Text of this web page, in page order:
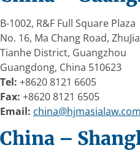
B-1002, R&F Full Square Plaza
No. 16, Ma Chang Road,
Tianhe District, Guangzhou
Guangdong, China 510623
Tel: +8620 8121 6605
Fax: +8620 8121 6505
Email: china@hjmasialaw.com
China –